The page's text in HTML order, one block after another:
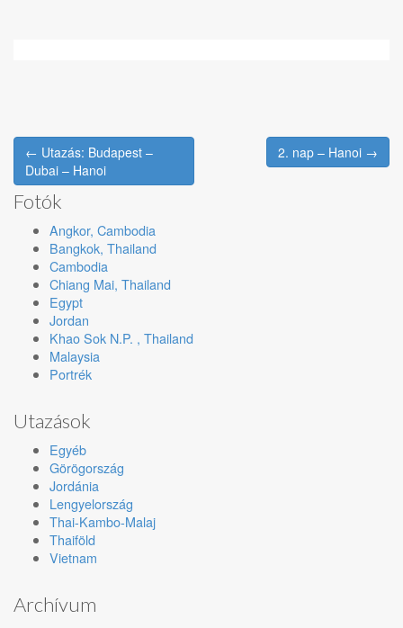
Post navigation
← Utazás: Budapest –
Dubai – Hanoi
2. nap – Hanoi →
Fotók
Angkor, Cambodia
Bangkok, Thailand
Cambodia
Chiang Mai, Thailand
Egypt
Jordan
Khao Sok N.P. , Thailand
Malaysia
Portrék
Utazások
Egyéb
Görögország
Jordánia
Lengyelország
Thai-Kambo-Malaj
Thaiföld
Vietnam
Archívum